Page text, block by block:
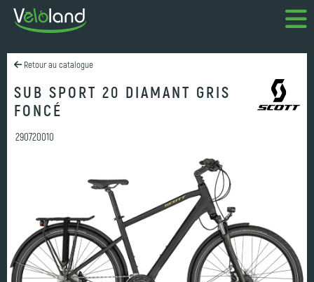
Retour au catalogue
SUB SPORT 20 DIAMANT GRIS
FONCÉ
290720010